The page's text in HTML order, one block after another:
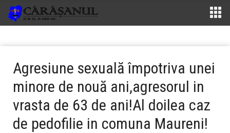
Agresiune sexuală împotriva unei
minore de nouă ani,agresorul in
vrasta de 63 de ani!Al doilea caz
de pedofilie in comuna Maureni!